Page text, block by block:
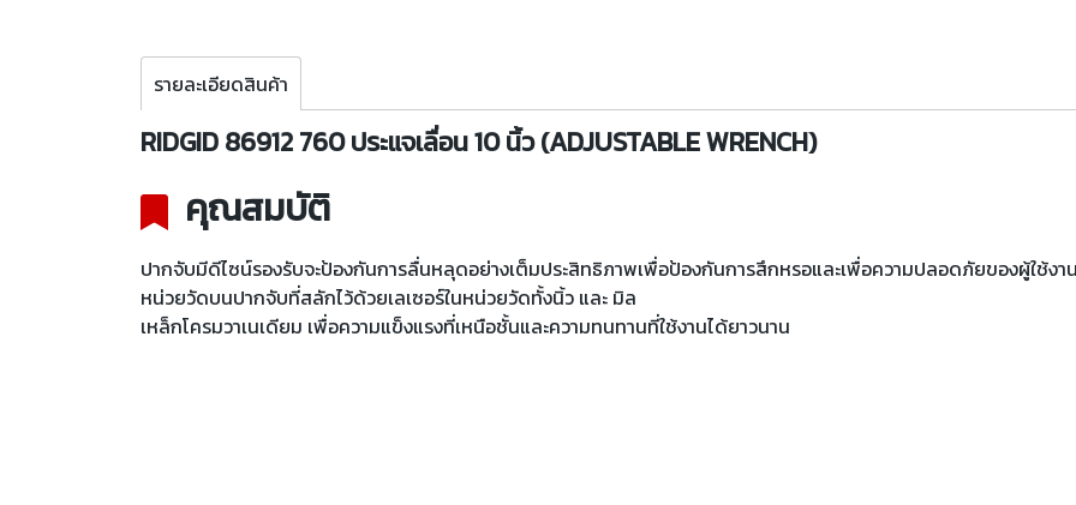
รายละเอียดสินค้า
RIDGID 86912 760 ประแจเลื่อน 10 นิ้ว (ADJUSTABLE WRENCH)
คุณสมบัติ
ปากจับมีดีไซน์รองรับจะป้องกันการลื่นหลุดอย่างเต็มประสิทธิภาพเพื่อป้องกันการสึกหรอและเพื่อความปลอดภัยของผู้ใช้งา
หน่วยวัดบนปากจับที่สลักไว้ด้วยเลเซอร์ในหน่วยวัดทั้งนิ้ว และ มิล
เหล็กโครมวาเนเดียม เพื่อความแข็งแรงที่เหนือชั้นและความทนทานที่ใช้งานได้ยาวนาน